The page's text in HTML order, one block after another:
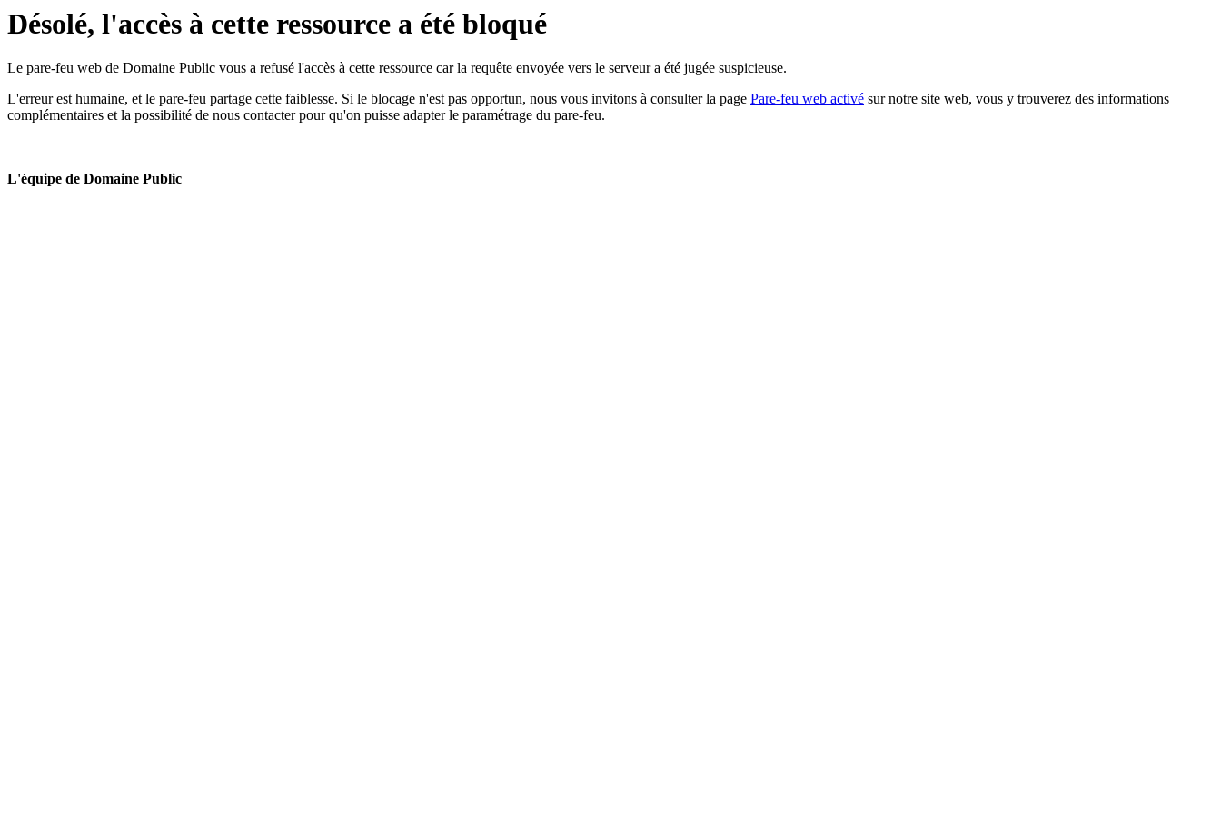
Désolé, l'accès à cette ressource a été bloqué
Le pare-feu web de Domaine Public vous a refusé l'accès à cette ressource car la requête envoyée vers le serveur a été jugée suspicieuse.
L'erreur est humaine, et le pare-feu partage cette faiblesse. Si le blocage n'est pas opportun, nous vous invitons à consulter la page Pare-feu web activé sur notre site web, vous y trouverez des informations
complémentaires et la possibilité de nous contacter pour qu'on puisse adapter le paramétrage du pare-feu.
L'équipe de Domaine Public